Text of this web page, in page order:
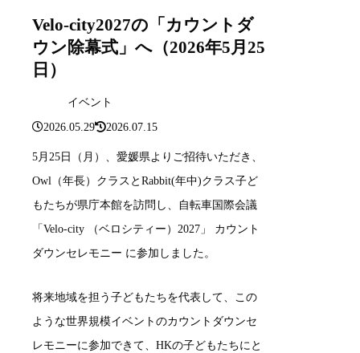
Velo-city2027の「カウントダ
ウン除幕式」へ（2026年5月25
日）
イベント
2026.05.29 2026.07.15
5月25日（月）、愛媛県よりご招待いただき、
Owl（年長）クラスとRabbit(年中)クラス子ど
もたちが県庁本館を訪問し、自転車国際会議
「Velo-city （ベロシティー）2027」 カウント
ダウンセレモニー に参加しました。
将来地域を担う子どもたちを代表して、この
ような世界規模イベントのカウントダウンセ
レモニーに参加できて、HKの子どもたちにと